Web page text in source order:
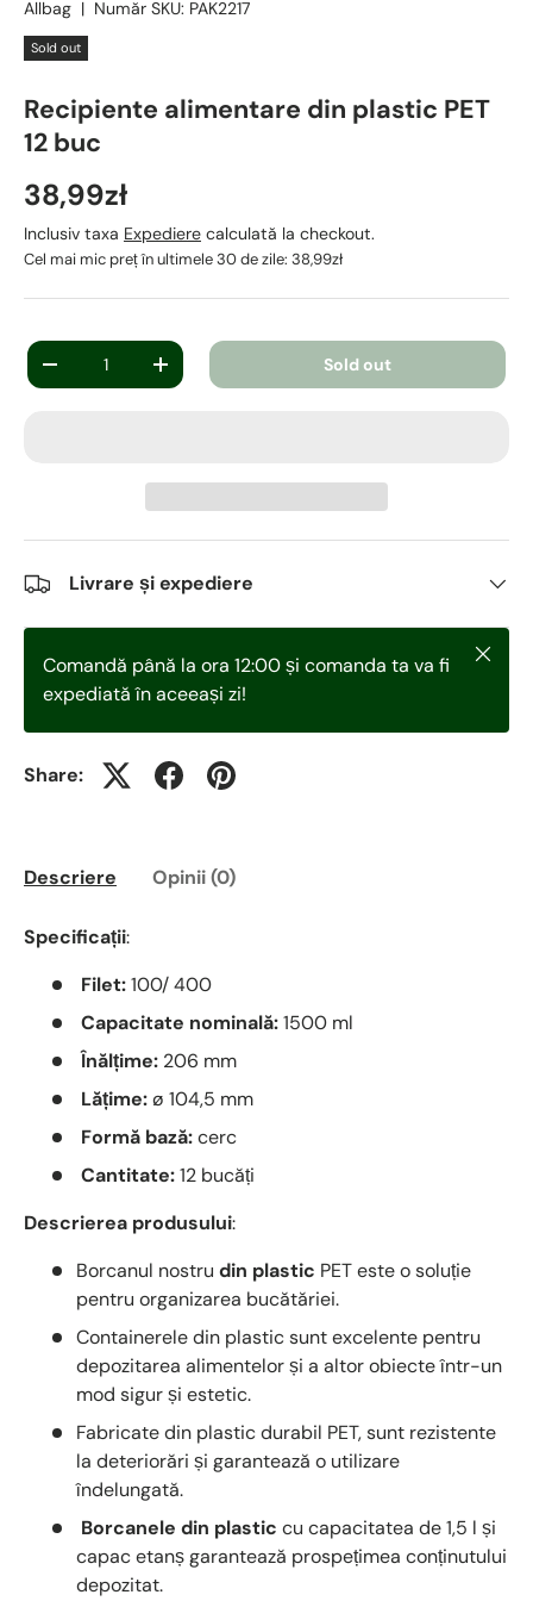
Allbag | Număr SKU: PAK2217
Sold out
Recipiente alimentare din plastic PET
12 buc
38,99zł
Inclusiv taxa Expediere calculată la checkout.
Cel mai mic preț în ultimele 30 de zile: 38,99zł
Cantitate
+ Sold out
Livrare și expediere
Comandă până la ora 12:00 și comanda ta va fi
expediată în aceeași zi!
Share:
Descriere Opinii (0)
Specificații:
Filet:100/ 400
Capacitate nominală:1500 ml
Înălțime: 206 mm
Lățime:ø 104,5 mm
Formă bază:cerc
Cantitate:12 bucăți
Descrierea produsului:
Borcanul nostru din plastic PET este o soluție
pentru organizarea bucătăriei.
Containerele din plastic sunt excelente pentru
depozitarea alimentelor și a altor obiecte într-un
mod sigur și estetic.
Fabricate din plastic durabil PET, sunt rezistente
la deteriorări și garantează o utilizare
îndelungată.
Borcanele din plastic cu capacitatea de 1,5 l și
capac etanș garantează prospețimea conținutului
depozitat.